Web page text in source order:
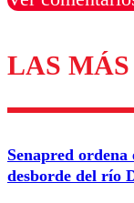
Los
Correo
LAS
Senapred ordena
desborde del río